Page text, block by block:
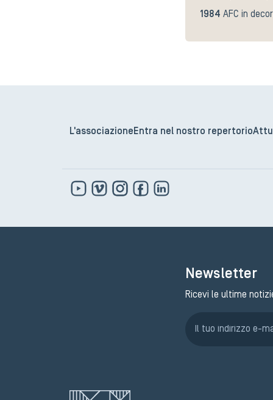
1984 AFC in
L'associazione Entra nel nostro repertorio
Newsletter
Ricevi le ultime